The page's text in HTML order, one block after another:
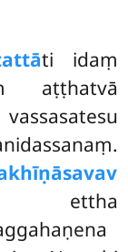
ti idaṃ
aṭṭhatvā
ettha